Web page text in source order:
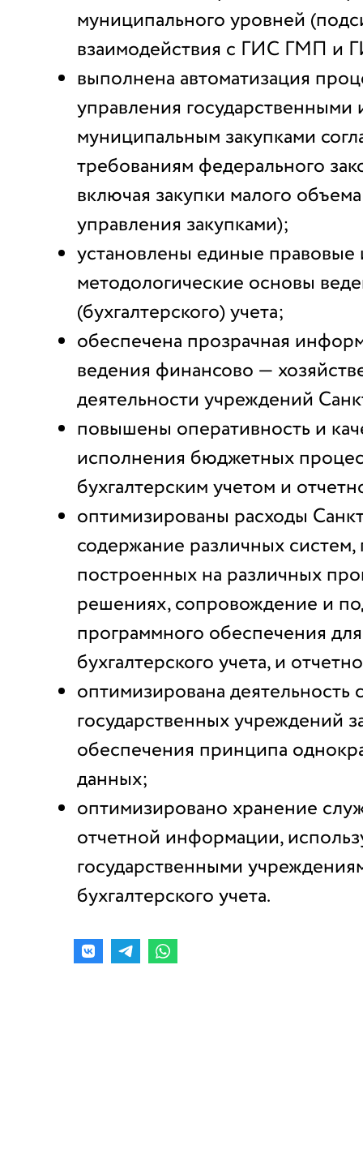
муниципального уровней
взаимодействия с ГИС ГМП и
выполнена автоматизация
управления государственными
муниципальным закупками
требованиям федерального
включая закупки малого
управления закупками);
установлены единые правовые
методологические основы
(бухгалтерского) учета;
обеспечена прозрачная
ведения финансово —
деятельности учреждений
повышены оперативность и
исполнения бюджетных
бухгалтерским учетом и
оптимизированы расходы
содержание различных систем,
построенных на различных
решениях, сопровождение и
программного обеспечения
бухгалтерского учета, и
оптимизирована деятельность
государственных учреждений
обеспечения принципа
данных;
оптимизировано хранение
отчетной информации,
государственными
бухгалтерского учета.